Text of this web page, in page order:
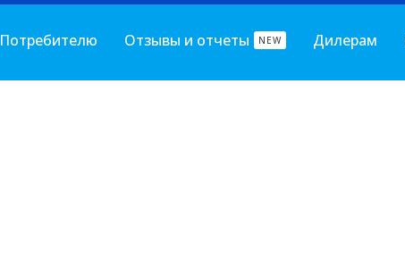
Потребителю Отзывы и отчеты NEW Дилерам